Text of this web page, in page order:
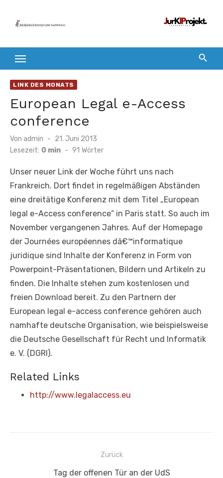
Inhalt
LINK DES MONATS
European Legal e-Access
conference
Von admin
Veröffentlicht
am
21. Juni 2013
Lesezeit: 0 min - 91 Wörter
Unser neuer Link der Woche führt uns nach
Frankreich. Dort findet in regelmäßigen Abständen
eine dreitätige Konferenz mit dem Titel „European
legal e-Access conference“ in Paris statt. So auch im
November vergangenen Jahres. Auf der Homepage
der Journées européennes dâ€™informatique
juridique sind Inhalte der Konferenz in Form von
Powerpoint-Präsentationen, Bildern und Artikeln zu
finden. Die Inhalte stehen zum kostenlosen und
freien Download bereit. Zu den Partnern der
European legal e-access conference gehören auch
namhafte deutsche Organisation, wie beispielsweise
die Deutsche Gesellschaft für Recht und Informatik
e. V. (DGRI).
Related Links
http://www.legalaccess.eu
Beitragsnavigation
Zurück
Vorheriger
Tag der offenen Tür an der UdS